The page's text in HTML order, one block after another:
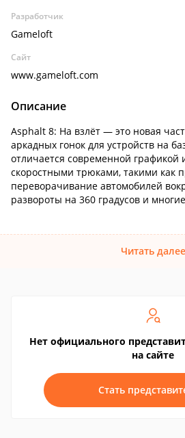
Разработчик
Gameloft
Сайт
www.gameloft.com
Описание
Asphalt 8: На взлёт — это новая
аркадных гонок для устройств на
отличается современной
скоростными трюками, такими как
переворачивание автомобилей
развороты на 360 градусов и
Читать далее
Нет официального
на сайте
Стать